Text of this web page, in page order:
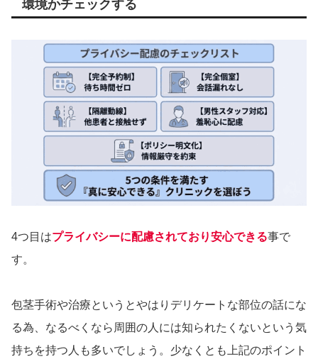
環境かチェックする
4つ目はプライバシーに配慮されており安心できる事で
す。
包茎手術や治療というとやはりデリケートな部位の話にな
る為、なるべくなら周囲の人には知られたくないという気
持ちを持つ人も多いでしょう。少なくとも上記のポイント